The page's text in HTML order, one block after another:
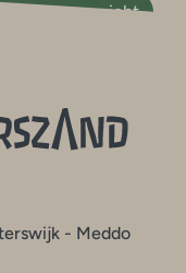
het overzicht
- Meddo